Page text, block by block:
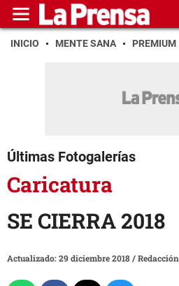
INICIO MENTE SANA PREMIUM
Últimas Fotogalerías
Caricatura
SE CIERRA 2018
Actualizado: 29 diciembre 2018/Redacción